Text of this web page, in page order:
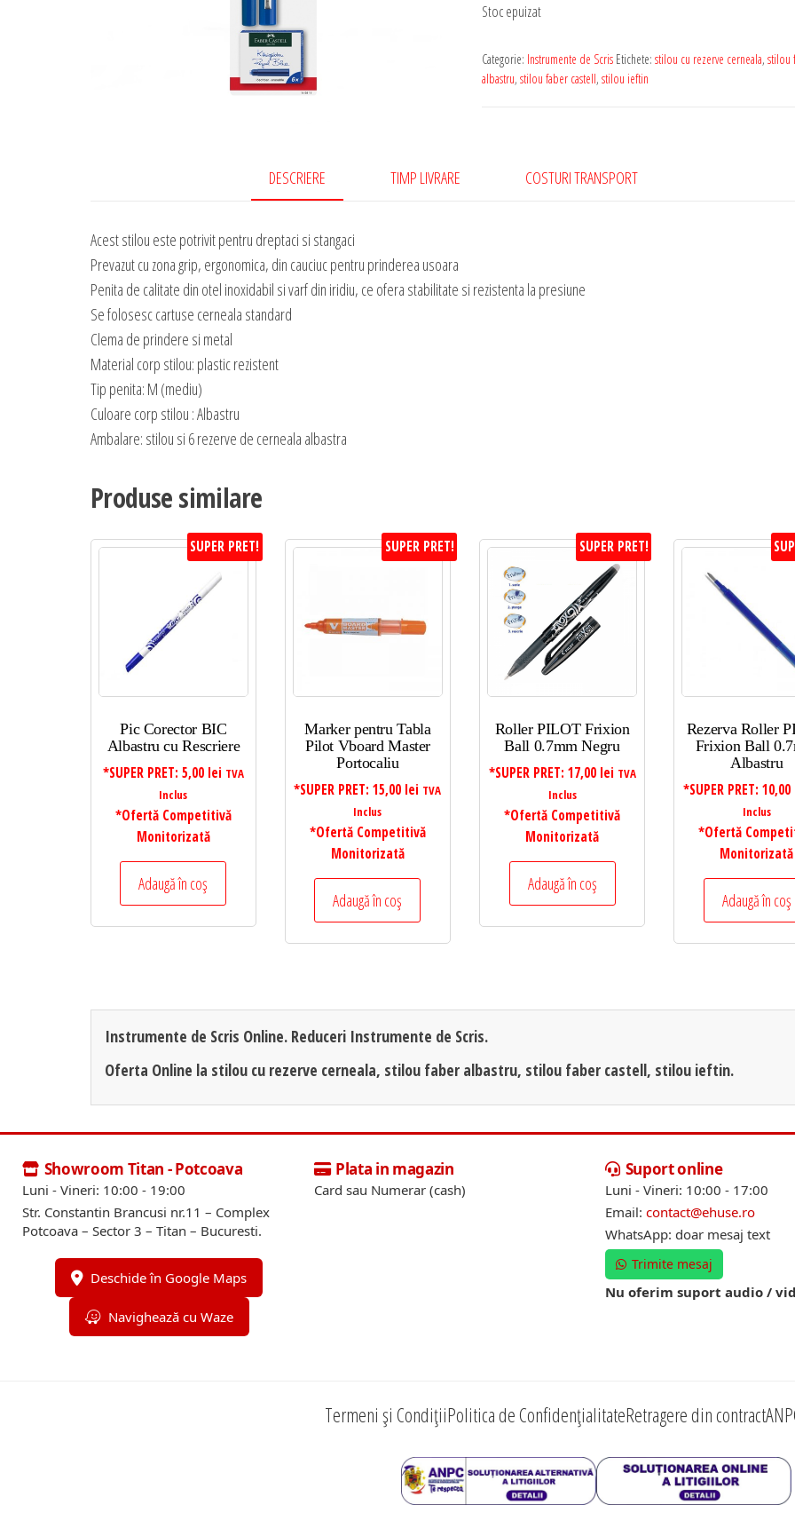
Stoc epuizat
Categorie: Instrumente de Scris Etichete: stilou cu rezerve cerneala, stilou
albastru, stilou faber castell, stilou ieftin
DESCRIERE TIMP LIVRARE COSTURI TRANSPORT
Acest stilou este potrivit pentru dreptaci si stangaci
Prevazut cu zona grip, ergonomica, din cauciuc pentru prinderea usoara
Penita de calitate din otel inoxidabil si varf din iridiu, ce ofera stabilitate si rezistenta la presiune
Se folosesc cartuse cerneala standard
Clema de prindere si metal
Material corp stilou: plastic rezistent
Tip penita: M (mediu)
Culoare corp stilou : Albastru
Ambalare: stilou si 6 rezerve de cerneala albastra
Produse similare
SUPER PRET!
Pic Corector BIC
Albastru cu Rescriere
*SUPER PRET: 5,00 lei TVA
Inclus
*Ofertă Competitivă
Monitorizată
Adaugă în coș
SUPER PRET!
Marker pentru Tabla
Pilot Vboard Master
Portocaliu
*SUPER PRET:15,00 lei TVA
Inclus
*Ofertă Competitivă
Monitorizată
Adaugă în coș
SUPER PRET!
Roller PILOT Frixion
Ball 0.7mm Negru
*SUPER PRET: 17,00 lei TVA
Inclus
*Ofertă Competitivă
Monitorizată
Adaugă în coș
Rezerva Roller
Frixion Ball
Albastru
*SUPER PRET: 10,00
Inclus
*Ofertă
Monitorizată
Adaugă în coș
Instrumente de Scris Online. Reduceri Instrumente de Scris.
Oferta Online la stilou cu rezerve cerneala, stilou faber albastru, stilou faber castell, stilou ieftin.
Showroom Titan - Potcoava
Luni - Vineri: 10:00 - 19:00
Str. Constantin Brancusi nr.11 – Complex
Potcoava – Sector 3 – Titan – Bucuresti.
Deschide în Google Maps
Navighează cu Waze
Plata in magazin
Card sau Numerar (cash)
Suport online
Luni - Vineri: 10:00 - 17:00
Email: contact@ehuse.ro
WhatsApp: doar mesaj text
Trimite mesaj
Nu oferim suport audio /
Termeni și CondițiiPolitica de ConfidențialitateRetragere din contract